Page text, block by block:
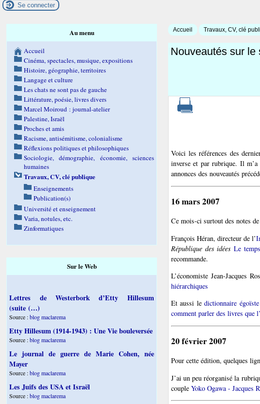
Se connecter
Accueil Travaux, CV, clé
Nouveautés sur le
Voici les références des
inverse et par rubrique. Il
annonces des nouveautés
16 mars 2007
Ce mois-ci surtout des notes
François Héran, directeur de l’
République des idées Le
recommande.
L’économiste Jean-Jacques
hiérarchiques
Et aussi ledictionnaire
comment parler des livres que
20 février 2007
Pour cette édition, quelques
J’ai un peu réorganisé la
couple Yoko Ogawa - Jacques
Au menu
Accueil
Cinéma, spectacles, musique, expositions
Histoire, géographie, territoires
Langage et culture
Les chats ne sont pas de gauche
Littérature, poésie, livres divers
Marcel Moiroud : journal-atelier
Palestine, Israël
Proches et amis
Racisme, antisémitisme, colonialisme
Réflexions politiques et philosophiques
Sociologie, démographie, économie, sciences
humaines
Travaux, CV, clé publique
Enseignements
Publication(s)
Université et enseignement
Varia, notules, etc.
Zinformatiques
Sur le Web
Lettres de Westerbork d’Etty Hillesum
(suite (…)
Source :blog maclarema
Etty Hillesum (1914-1943) : Une Vie bouleversée
Source :blog maclarema
Le journal de guerre de Marie Cohen, née
Mayer
Source :blog maclarema
Les Juifs des USA et Israël
Source :blog maclarema